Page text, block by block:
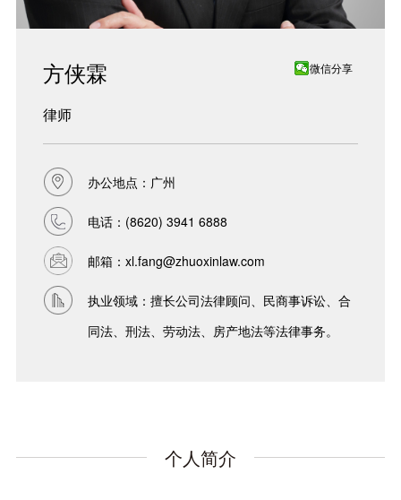
方侠霖 微信分享
律师
办公地点：广州
电话： (8620) 3941 6888
邮箱： xl.fang@zhuoxinlaw.com
执业领域：擅长公司法律顾问、民商事诉讼、合
同法、刑法、劳动法、房产地法等法律事务。
个人简介